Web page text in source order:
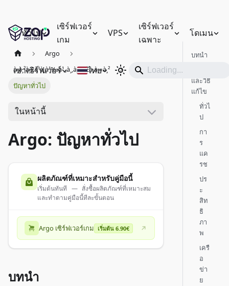
ทั่วไป
เซิร์ฟเวอร์
เกม
VPS
เซิร์ฟเวอร์
เฉพาะ
โดเมน
เช่าเซิร์ฟเวอร์ ไทย
Argo
à¸à¸²à¸£à¹à¸à¹‰à¹„à¸‚à¸›à¸±à¸à¸«à¸²
ปัญหาทั่วไป
ในหน้านี้
Argo: ปัญหาทั่วไป
ผลิตภัณฑ์ที่เหมาะสำหรับคู่มือนี้
เริ่มต้นทันที — สั่งซื้อผลิตภัณฑ์ที่เหมาะสม
และทำตามคู่มือนี้ทีละขั้นตอน
Argo เซิร์ฟเวอร์เกม เริ่มต้น 6.90€
บทนำ
บทนำ
และวิธี
แก้ไข
ทั่วไ
ป
กา
ร
แค
รช
ปร
ะ
สิท
ธิ
ภา
พ
เครื
อ
ข่า
ย